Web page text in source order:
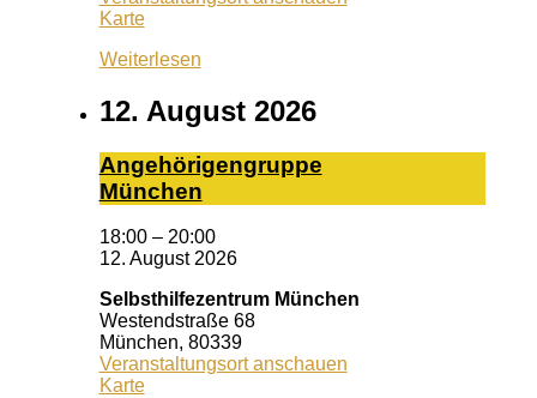
KarteSchrotturm
Weiterlesen
12. August 2026
An­ge­hö­ri­gen­grup­pe
Mün­chen
18:00 – 20:00
12. August 2026
Selbsthilfezentrum München
Westendstraße 68
München, 80339
Veranstaltungsort anschauen
KarteSelbsthilfezentrum